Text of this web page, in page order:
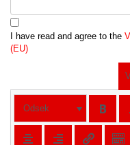
I have read and agree to the
(EU)
Odsek